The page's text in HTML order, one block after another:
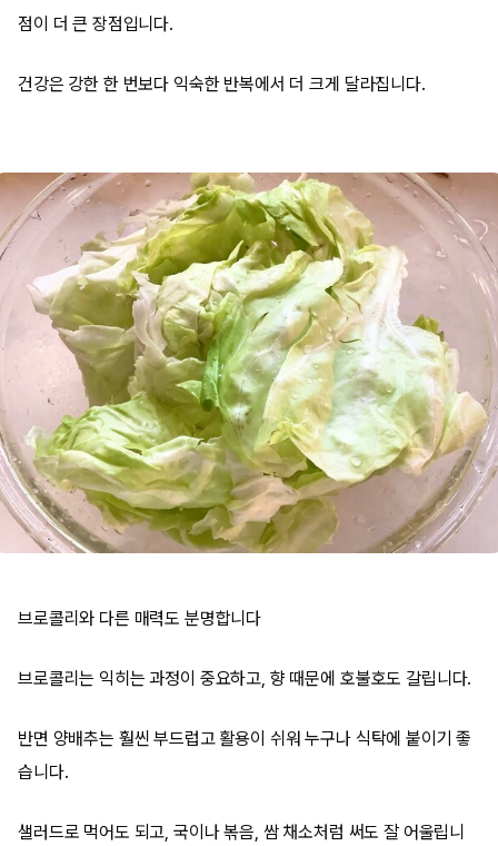
점이 더 큰 장점입니다.
건강은 강한 한 번보다 익숙한 반복에서 더 크게 달라집니다.
브로콜리와 다른 매력도 분명합니다
브로콜리는 익히는 과정이 중요하고, 향 때문에 호불호도 갈립니다.
반면 양배추는 훨씬 부드럽고 활용이 쉬워 누구나 식탁에 붙이기 좋
습니다.
샐러드로 먹어도 되고, 국이나 볶음, 쌈 채소처럼 써도 잘 어울립니